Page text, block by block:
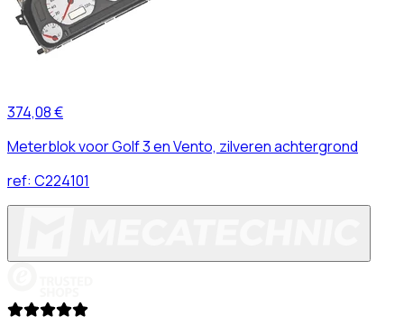
374,08 €
Meterblok voor Golf 3 en Vento, zilveren achtergrond
ref: C224101